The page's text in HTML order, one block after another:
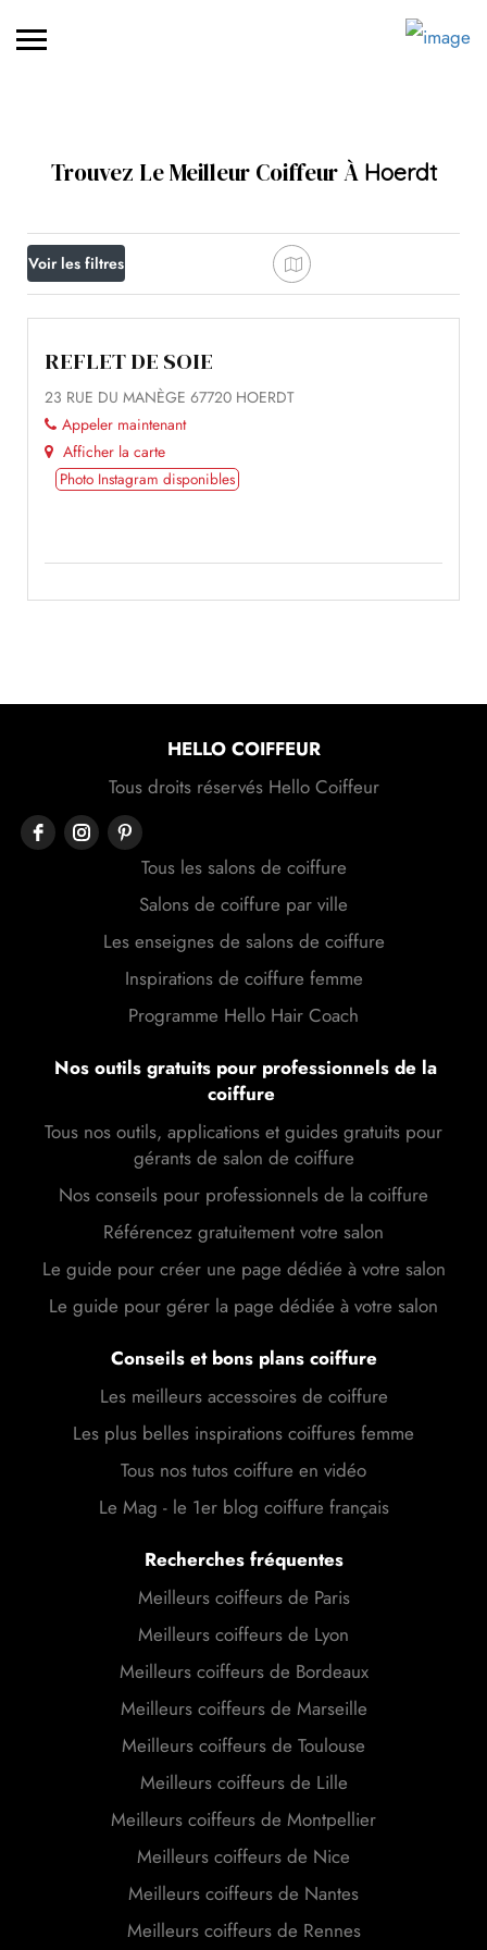
Trouvez Le Meilleur Coiffeur À Hoerdt
Voir les filtres
REFLET DE SOIE
23 RUE DU MANÈGE 67720 HOERDT
Appeler maintenant
Afficher la carte
Photo Instagram disponibles
HELLO COIFFEUR
Tous droits réservés Hello Coiffeur
Tous les salons de coiffure
Salons de coiffure par ville
Les enseignes de salons de coiffure
Inspirations de coiffure femme
Programme Hello Hair Coach
Nos outils gratuits pour professionnels de la
coiffure
Tous nos outils, applications et guides gratuits pour
gérants de salon de coiffure
Nos conseils pour professionnels de la coiffure
Référencez gratuitement votre salon
Le guide pour créer une page dédiée à votre salon
Le guide pour gérer la page dédiée à votre salon
Conseils et bons plans coiffure
Les meilleurs accessoires de coiffure
Les plus belles inspirations coiffures femme
Tous nos tutos coiffure en vidéo
Le Mag - le 1er blog coiffure français
Recherches fréquentes
Meilleurs coiffeurs de Paris
Meilleurs coiffeurs de Lyon
Meilleurs coiffeurs de Bordeaux
Meilleurs coiffeurs de Marseille
Meilleurs coiffeurs de Toulouse
Meilleurs coiffeurs de Lille
Meilleurs coiffeurs de Montpellier
Meilleurs coiffeurs de Nice
Meilleurs coiffeurs de Nantes
Meilleurs coiffeurs de Rennes